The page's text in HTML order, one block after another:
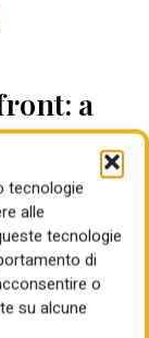
tecnologie
alle
tecnologie
di
o
su alcune
a